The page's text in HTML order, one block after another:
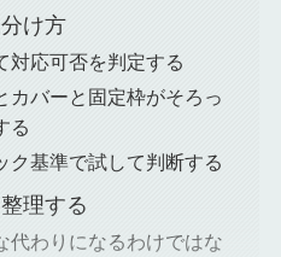
け方
対応可否を判定する
カバーと固定枠がそろっ
る
ク基準で試して判断する
理する
代わりになるわけではな